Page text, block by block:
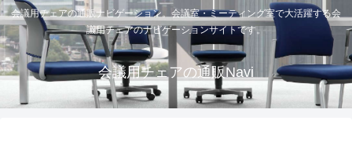
会議用チェアの通販ナビゲーション。会議室・ミーティング室で大活躍する会
議用チェアのナビゲーションサイトです。
会議用チェアの通販Navi